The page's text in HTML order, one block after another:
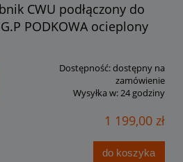
CWU podłączony do
PODKOWA ocieplony
Dostępność:dostępny na
zamówienie
Wysyłka w:24 godziny
1 199,00 zł
do koszyka